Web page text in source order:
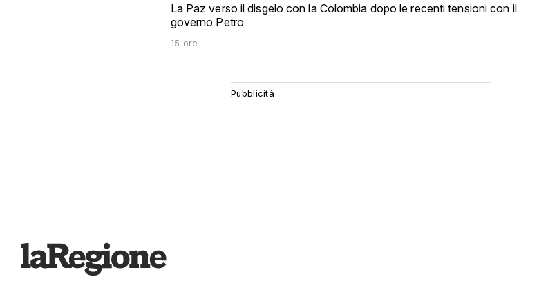
La Paz verso il disgelo con la Colombia dopo le recenti tensioni con il
governo Petro
15 ore